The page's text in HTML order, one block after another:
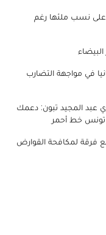
نسب ملئها رغم
في مواجهة التضارب
عبد المجيد تبون: دعمك
تونس خط أحمر
فرقة لمكافحة القوارض